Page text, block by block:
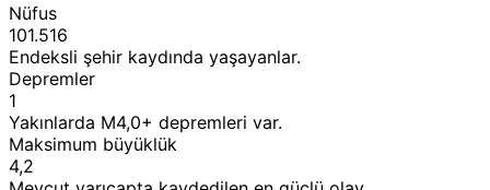
Nüfus
101.516
Endeksli şehir kaydında yaşayanlar.
Depremler
1
Yakınlarda M4,0+ depremleri var.
Maksimum büyüklük
4,2